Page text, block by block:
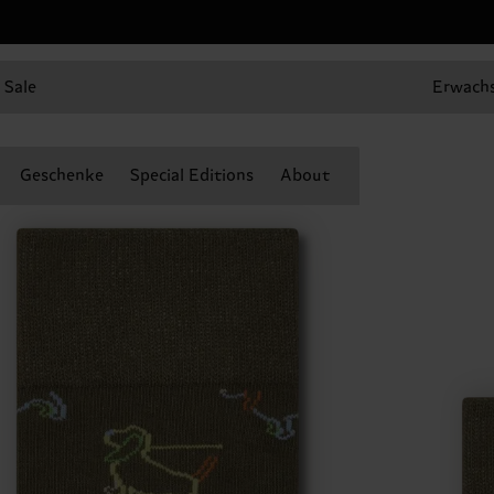
Sale
Geschenke Special Editions About